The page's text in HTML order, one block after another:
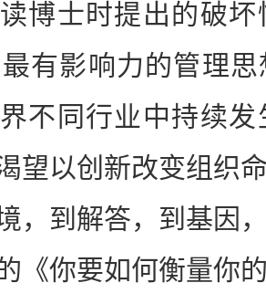
博士时提出的破
有影响力的管理
不同行业中持续
望以创新改变组织
，到解答，到基因
《你要如何衡量你